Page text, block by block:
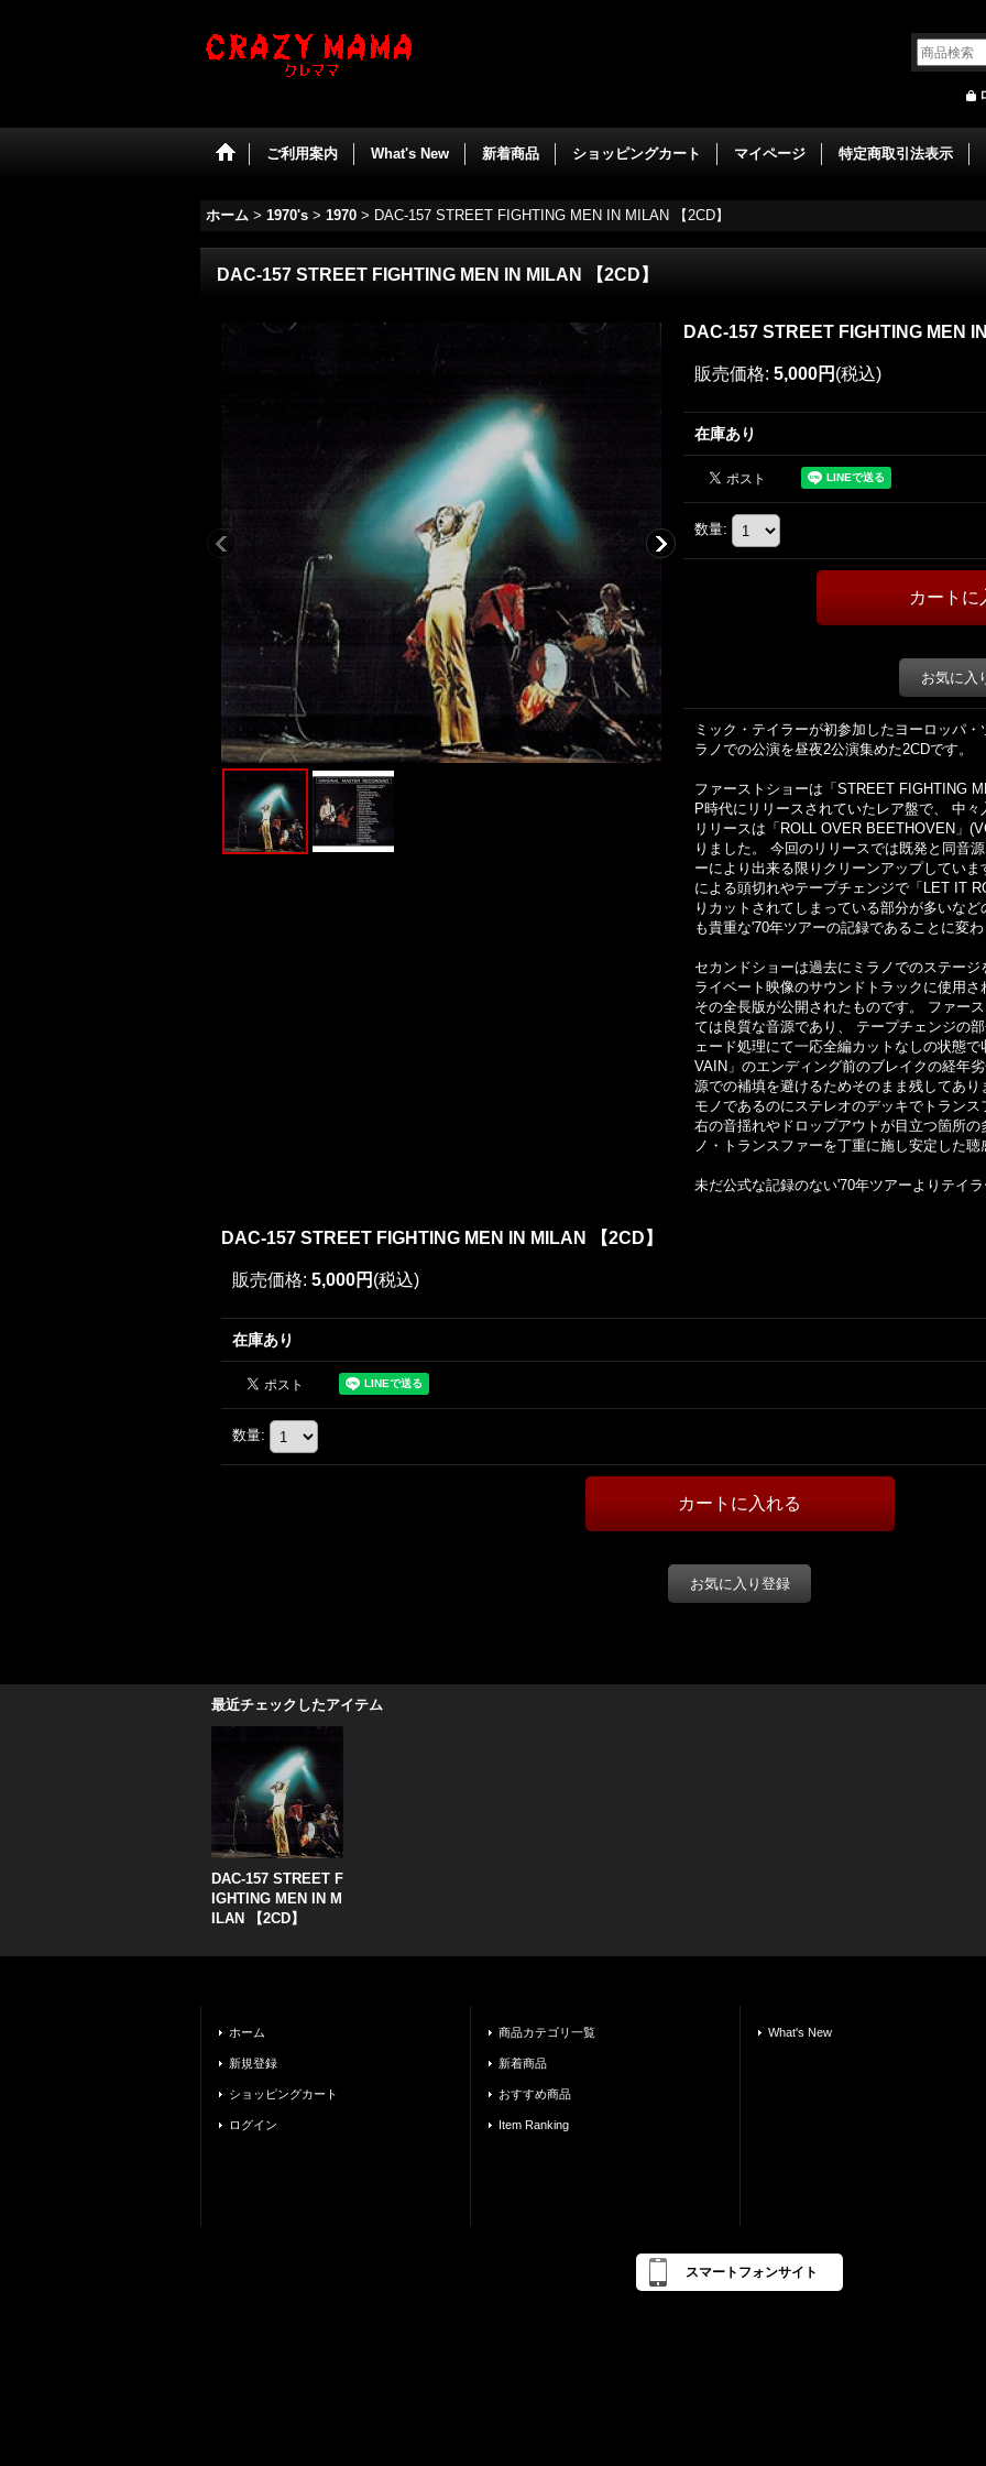
ご利用案内 What's New 新着商品 ショッピングカート マイページ 特定商取引法表示
ホーム > 1970's > 1970 > DAC-157 STREET FIGHTING MEN IN MILAN 【2CD】
DAC-157 STREET FIGHTING MEN IN MILAN 【2CD】
DAC-157 STREET FIGHTING MEN
販売価格: 5,000円 (税込)
在庫あり
数量:
お気に入
ミック・テイラーが初参加したヨーロッパ
ラノでの公演を昼夜2公演集めた2CDです。
ファーストショーは「STREET FIGHTING
P時代にリリースされていたレア盤で、 中
リリースは「ROLL OVER BEETHOVEN」
りました。 今回のリリースでは既発と同音
ーにより出来る限りクリーンアップしてい
による頭切れやテープチェンジで「LET IT
りカットされてしまっている部分が多いな
も貴重な'70年ツアーの記録であることに変
セカンドショーは過去にミラノでのステー
ライベート映像のサウンドトラックに使用
その全長版が公開されたものです。 ファー
ては良質な音源であり、 テープチェンジの
ェード処理にて一応全編カットなしの状態
VAIN」のエンディング前のブレイクの経年
源での補填を避けるためそのまま残してあ
モノであるのにステレオのデッキでトラン
右の音揺れやドロップアウトが目立つ箇所
ノ・トランスファーを丁重に施し安定した
未だ公式な記録のない'70年ツアーよりテイ
DAC-157 STREET FIGHTING MEN IN MILAN 【2CD】
販売価格: 5,000円 (税込)
在庫あり
数量:
お気に入り登録
最近チェックしたアイテム
DAC-157 STREET F
IGHTING MEN IN M
ILAN 【2CD】
ホーム
新規登録
ショッピングカート
ログイン
商品カテゴリ一覧
新着商品
おすすめ商品
Item Ranking
What's New
スマートフォンサイト